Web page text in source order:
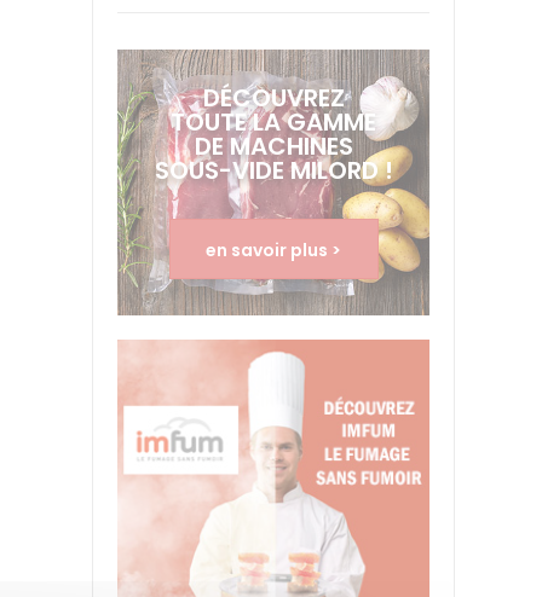
DÉCOUVREZ
TOUTE LA GAMME
DE MACHINES
SOUS-VIDE MILORD !
en savoir plus >